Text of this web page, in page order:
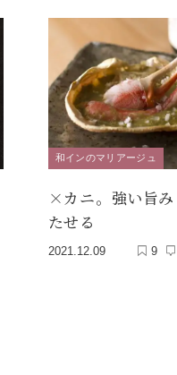
和インのマリアージュ
×カニ。強い旨
たせる
2021.12.09 9